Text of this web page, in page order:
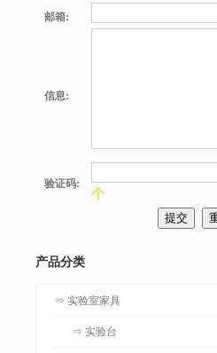
邮箱:
信息:
验证码:
个
产品分类
⇒ 实验室家具
⇒ 实验台